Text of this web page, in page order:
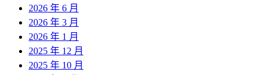
2026 年 6 月
2026 年 3 月
2026 年 1 月
2025 年 12 月
2025 年 10 月